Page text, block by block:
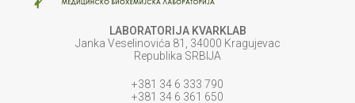
LABORATORIJA KVARKLAB
Janka Veselinovića 81, 34000 Kragujevac
Republika SRBIJA
+381 34 6 333 790
+381 34 6 361 650